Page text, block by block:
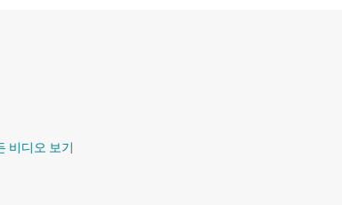
비디오 보기